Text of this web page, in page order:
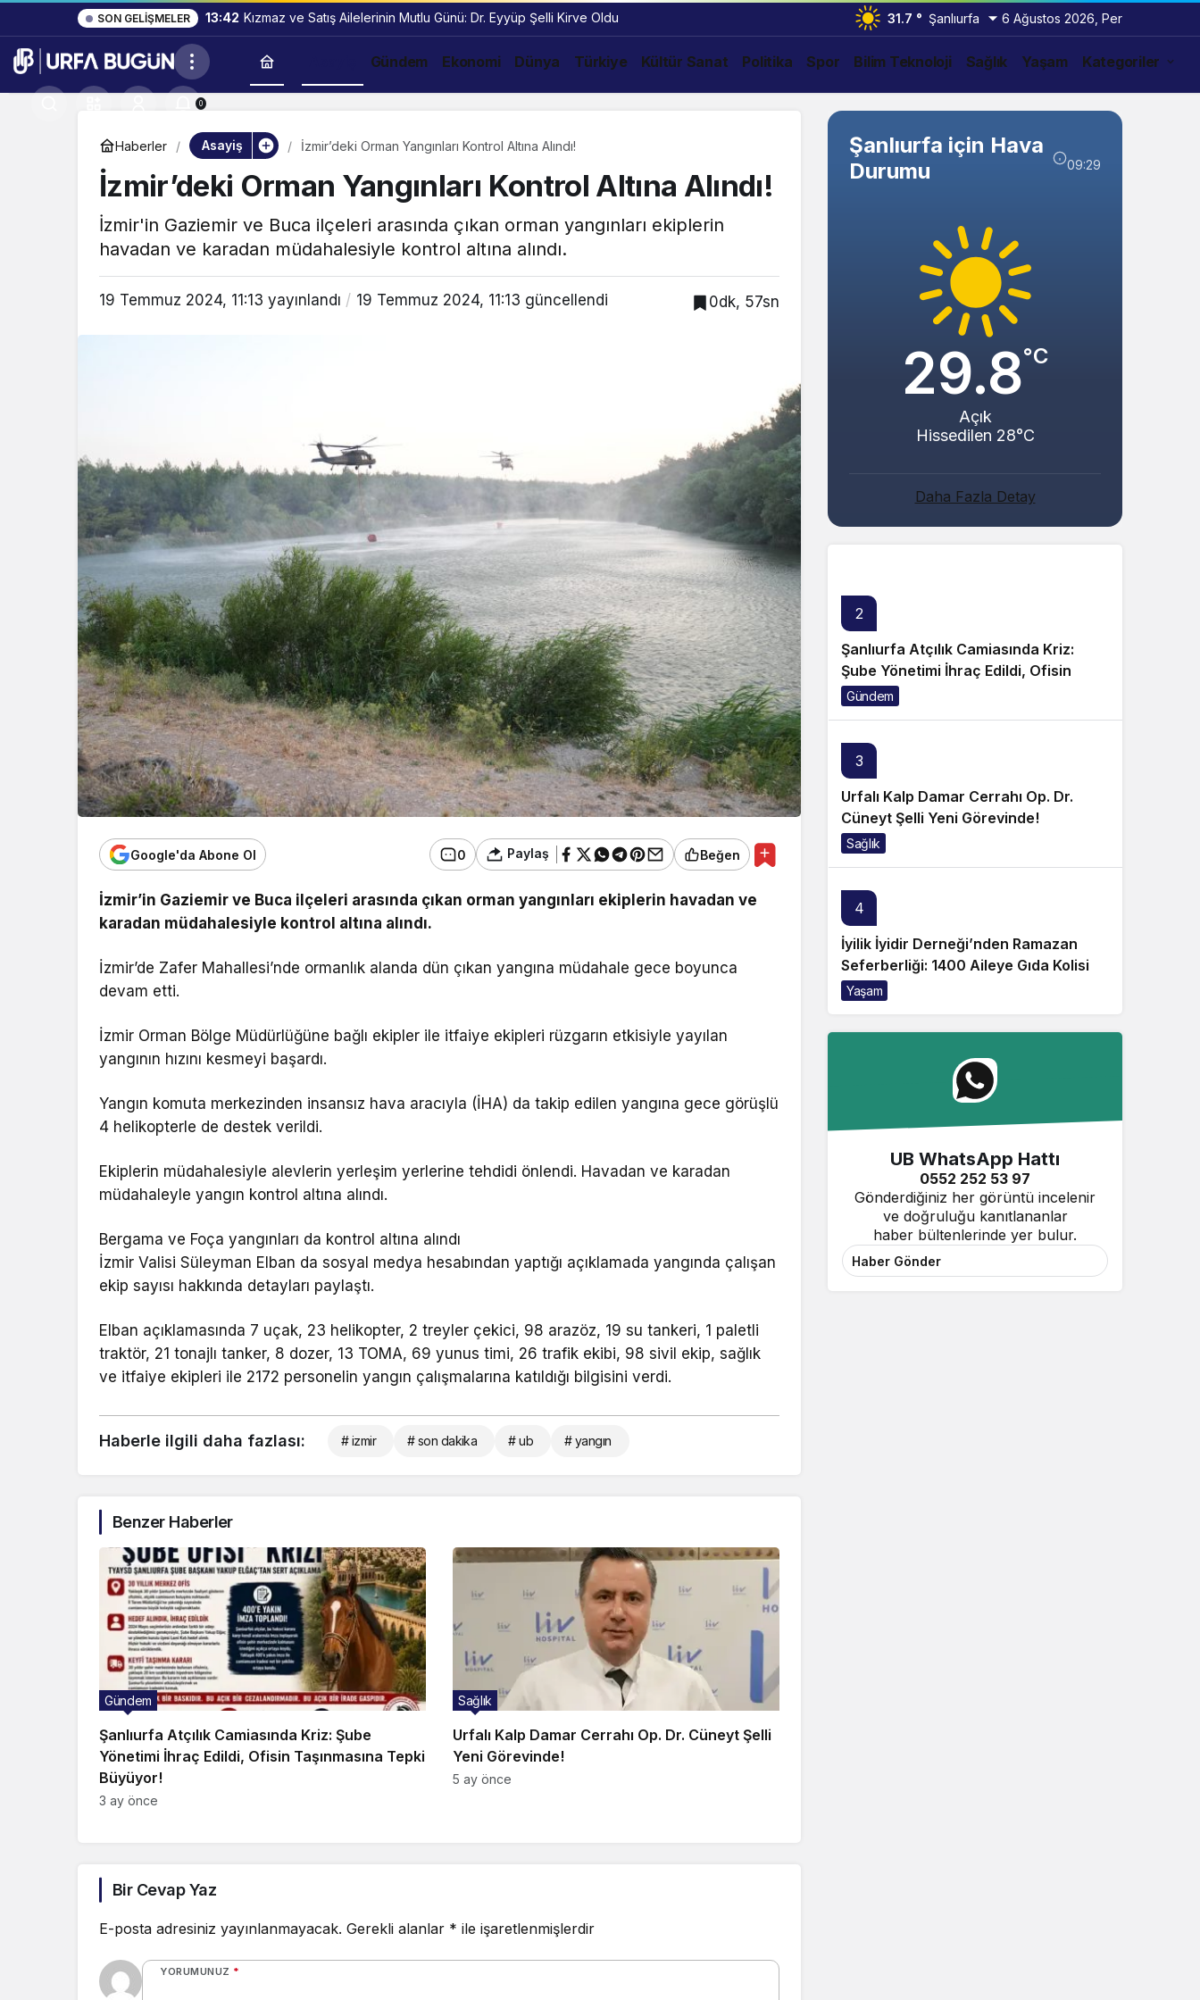
SON GELIŞMELER 13:42 Kızmaz ve Satış Ailelerinin Mutlu Günü: Dr. Eyyüp Şelli Kirve Oldu 31.7 ° Şanlıurfa 6 Ağustos 2026, Per
Gündem Ekonomi Dünya Türkiye Kültür Sanat Politika Spor Bilim Teknoloji Sağlık Yaşam Kategoriler
0
Haberler Asayiş İzmir’deki Orman Yangınları Kontrol Altına Alındı!
İzmir’deki Orman Yangınları Kontrol Altına Alındı!
İzmir'in Gaziemir ve Buca ilçeleri arasında çıkan orman yangınları ekiplerin
havadan ve karadan müdahalesiyle kontrol altına alındı.
19 Temmuz 2024, 11:13 yayınlandı 19 Temmuz 2024, 11:13 güncellendi 0dk, 57sn
Google'da Abone Ol 0 Paylaş Beğen
İzmir’in Gaziemir ve Buca ilçeleri arasında çıkan orman yangınları ekiplerin havadan ve
karadan müdahalesiyle kontrol altına alındı.
İzmir’de Zafer Mahallesi’nde ormanlık alanda dün çıkan yangına müdahale gece boyunca
devam etti.
İzmir Orman Bölge Müdürlüğüne bağlı ekipler ile itfaiye ekipleri rüzgarın etkisiyle yayılan
yangının hızını kesmeyi başardı.
Yangın komuta merkezinden insansız hava aracıyla (İHA) da takip edilen yangına gece görüşlü
4 helikopterle de destek verildi.
Ekiplerin müdahalesiyle alevlerin yerleşim yerlerine tehdidi önlendi. Havadan ve karadan
müdahaleyle yangın kontrol altına alındı.
Bergama ve Foça yangınları da kontrol altına alındı
İzmir Valisi Süleyman Elban da sosyal medya hesabından yaptığı açıklamada yangında çalışan
ekip sayısı hakkında detayları paylaştı.
Elban açıklamasında 7 uçak, 23 helikopter, 2 treyler çekici, 98 arazöz, 19 su tankeri, 1 paletli
traktör, 21 tonajlı tanker, 8 dozer, 13 TOMA, 69 yunus timi, 26 trafik ekibi, 98 sivil ekip, sağlık
ve itfaiye ekipleri ile 2172 personelin yangın çalışmalarına katıldığı bilgisini verdi.
Haberle ilgili daha fazlası: # izmir # son dakika # ub # yangın
Benzer Haberler
Şanlıurfa Atçılık Camiasında Kriz: Şube
Yönetimi İhraç Edildi, Ofisin Taşınmasına Tepki
Büyüyor!
Gündem
3 ay önce
Urfalı Kalp Damar Cerrahı Op. Dr. Cüneyt Şelli
Yeni Görevinde!
Sağlık
5 ay önce
Bir Cevap Yaz
E-posta adresiniz yayınlanmayacak. Gerekli alanlar * ile işaretlenmişlerdir
YORUMUNUZ *
Şanlıurfa için Hava
Durumu
09:29
29.8°C
Açık
Hissedilen 28°C
Daha Fazla Detay
Abacı ve Abul Ailelerinin Mutlu Günü!
2
Şanlıurfa Atçılık Camiasında Kriz:
Şube Yönetimi İhraç Edildi, Ofisin
Taşınmasına Tepki Büyüyor!
Gündem
3
Urfalı Kalp Damar Cerrahı Op. Dr.
Cüneyt Şelli Yeni Görevinde!
Sağlık
4
İyilik İyidir Derneği’nden Ramazan
Seferberliği: 1400 Aileye Gıda Kolisi
Yaşam
UB WhatsApp Hattı
0552 252 53 97
Gönderdiğiniz her görüntü incelenir
ve doğruluğu kanıtlananlar
haber bültenlerinde yer bulur.
Haber Gönder